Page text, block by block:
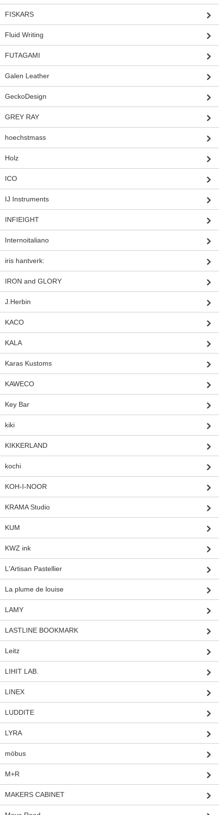
FISKARS
Fluid Writing
FUTAGAMI
Galen Leather
GeckoDesign
GREY RAY
hoechstmass
Holz
ICO
IJ Instruments
INFIEIGHT
Internoitaliano
iris hantverk:
IRON and GLORY
J.Herbin
KACO
KALA
Karas Kustoms
KAWECO
Key Bar
kiki
KIKKERLAND
kochi
KOH-I-NOOR
KRAMA Studio
KUM
KWZ ink
L'Artisan Pastellier
La plume de louise
LAMY
LASTLINE BOOKMARK
Leitz
LIHIT LAB.
LINEX
LUDDITE
LYRA
möbus
M+R
MAKERS CABINET